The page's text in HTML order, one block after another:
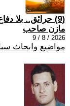
(9) حرائق.. بلا دفاع مدني!!
مازن صاحب
2026 / 8 / 9
مواضيع وابحاث